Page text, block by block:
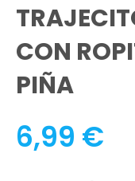
CON
PIÑA
6,99 €